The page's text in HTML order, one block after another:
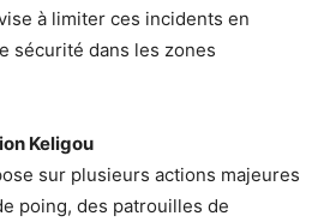
à limiter ces incidents en
sécurité dans les zones
Keligou
sur plusieurs actions majeures
poing, des patrouilles de